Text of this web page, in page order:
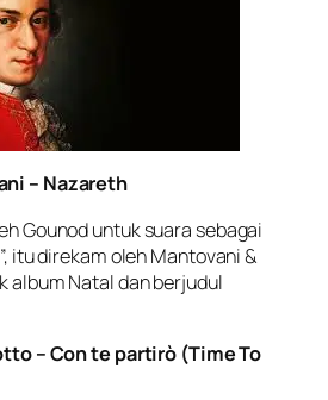
– Nazareth
Gounod untuk suara sebagai
itu direkam oleh Mantovani &
album Natal dan berjudul
– Con te partirò (Time To